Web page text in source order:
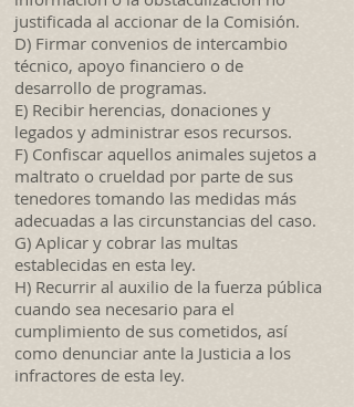
justificada al accionar de la Comisión.
D) Firmar convenios de intercambio
técnico, apoyo financiero o de
desarrollo de programas.
E) Recibir herencias, donaciones y
legados y administrar esos recursos.
F) Confiscar aquellos animales sujetos a
maltrato o crueldad por parte de sus
tenedores tomando las medidas más
adecuadas a las circunstancias del caso.
G) Aplicar y cobrar las multas
establecidas en esta ley.
H) Recurrir al auxilio de la fuerza pública
cuando sea necesario para el
cumplimiento de sus cometidos, así
como denunciar ante la Justicia a los
infractores de esta ley.